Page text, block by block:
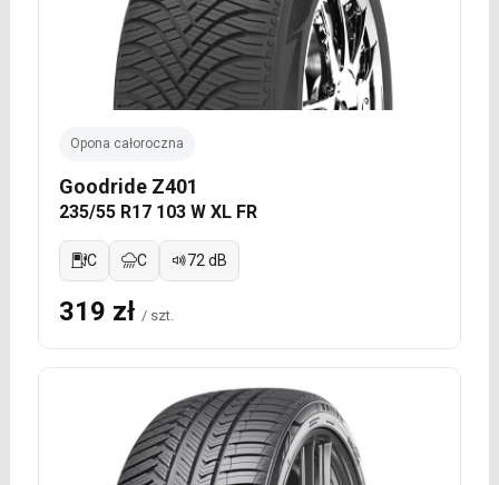
Opona całoroczna
Goodride Z401
235/55 R17 103 W XL FR
C C 72 dB
319 zł / szt.